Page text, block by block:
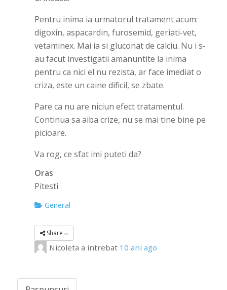
Pentru inima ia urmatorul tratament acum:
digoxin, aspacardin, furosemid, geriati-vet,
vetaminex. Mai ia si gluconat de calciu. Nu i s-
au facut investigatii amanuntite la inima
pentru ca nici el nu rezista, ar face imediat o
criza, este un caine dificil, se zbate.
Pare ca nu are niciun efect tratamentul.
Continua sa aiba crize, nu se mai tine bine pe
picioare.
Va rog, ce sfat imi puteti da?
Oras
Pitesti
General
Share
Nicoleta a intrebat 10 ani ago